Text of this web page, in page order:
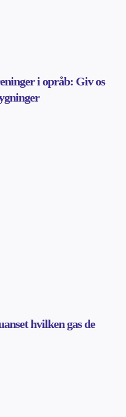
i opråb: Giv os
hvilken gas de